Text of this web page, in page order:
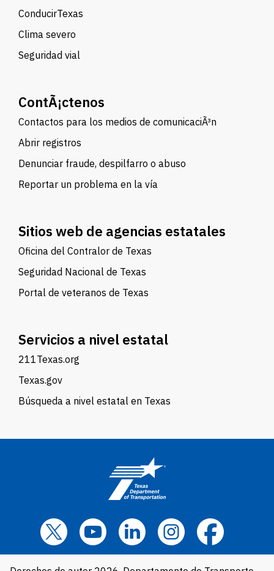
ConducirTexas
Clima severo
Seguridad vial
ContÃ¡ctenos
Contactos para los medios de comunicaciÃ³n
Abrir registros
Denunciar fraude, despilfarro o abuso
Reportar un problema en la vía
Sitios web de agencias estatales
Oficina del Contralor de Texas
Seguridad Nacional de Texas
Portal de veteranos de Texas
Servicios a nivel estatal
211Texas.org
Texas.gov
Búsqueda a nivel estatal en Texas